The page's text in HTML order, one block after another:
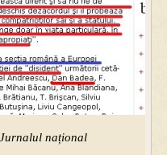
național